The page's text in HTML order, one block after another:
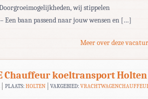
wij stippelen
Een baan passend naar jouw wensen en […]
Meer over deze
Chauffeur koeltransport Holten
PLAATS: HOLTEN VAKGEBIED: